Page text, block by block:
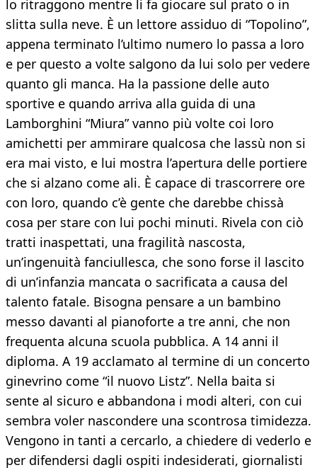
lo ritraggono mentre li fa giocare sul prato o in
slitta sulla neve. È un lettore assiduo di “Topolino”,
appena terminato l’ultimo numero lo passa a loro
e per questo a volte salgono da lui solo per vedere
quanto gli manca. Ha la passione delle auto
sportive e quando arriva alla guida di una
Lamborghini “Miura” vanno più volte coi loro
amichetti per ammirare qualcosa che lassù non si
era mai visto, e lui mostra l’apertura delle portiere
che si alzano come ali. È capace di trascorrere ore
con loro, quando c’è gente che darebbe chissà
cosa per stare con lui pochi minuti. Rivela con ciò
tratti inaspettati, una fragilità nascosta,
un’ingenuità fanciullesca, che sono forse il lascito
di un’infanzia mancata o sacrificata a causa del
talento fatale. Bisogna pensare a un bambino
messo davanti al pianoforte a tre anni, che non
frequenta alcuna scuola pubblica. A 14 anni il
diploma. A 19 acclamato al termine di un concerto
ginevrino come “il nuovo Listz”. Nella baita si
sente al sicuro e abbandona i modi alteri, con cui
sembra voler nascondere una scontrosa timidezza.
Vengono in tanti a cercarlo, a chiedere di vederlo e
per difendersi dagli ospiti indesiderati, giornalisti